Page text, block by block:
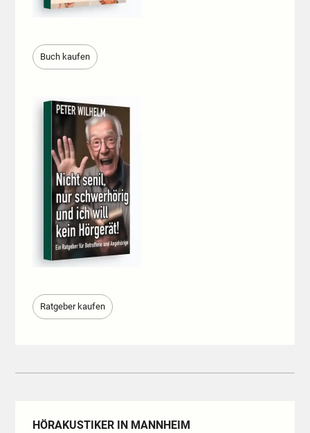
Buch kaufen
Ratgeber kaufen
HÖRAKUSTIKER IN MANNHEIM